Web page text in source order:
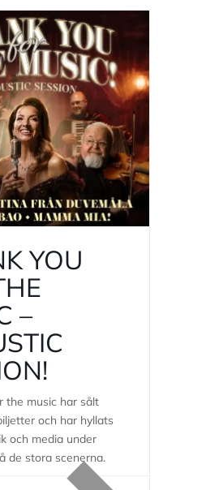
YOU
–
the music har sålt
och har hyllats
och media under
de stora scenerna.